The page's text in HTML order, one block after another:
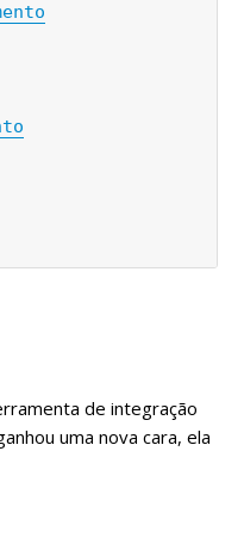
de integração
uma nova cara, ela